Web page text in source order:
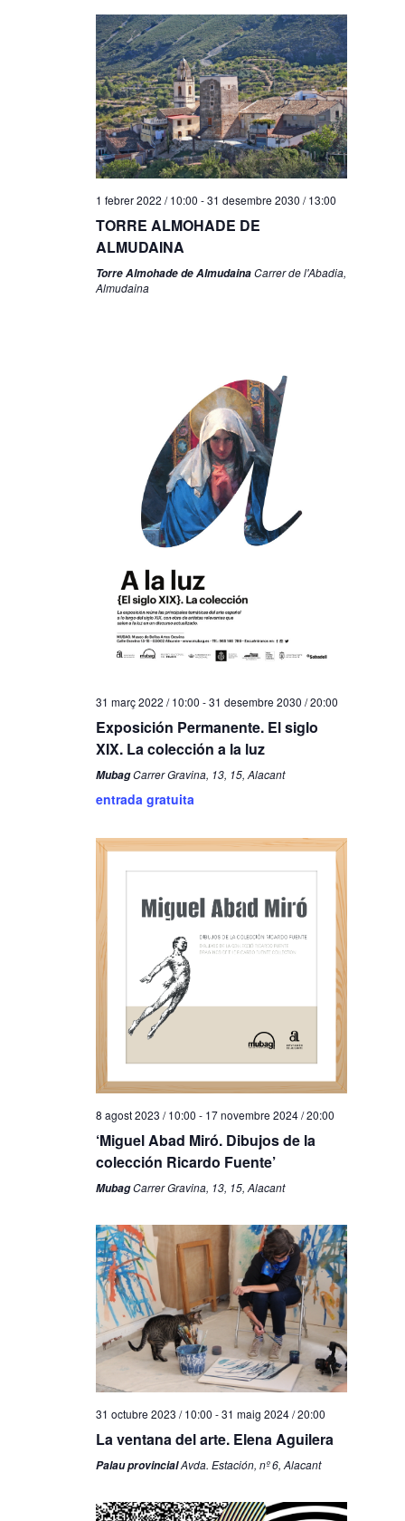
1 febrer 2022 / 10:00 -31 desembre 2030 / 13:00
TORRE ALMOHADE DE
ALMUDAINA
Torre Almohade de AlmudainaCarrer de l'Abadia,
Almudaina
31 març 2022 / 10:00 -31 desembre 2030 / 20:00
Exposición Permanente. El siglo
XIX. La colección a la luz
MubagCarrer Gravina, 13, 15, Alacant
entrada gratuita
8 agost 2023 / 10:00 - 17 novembre 2024 / 20:00
‘Miguel Abad Miró. Dibujos de la
colección Ricardo Fuente’
MubagCarrer Gravina, 13, 15, Alacant
31 octubre 2023 / 10:00 -31 maig 2024 / 20:00
La ventana del arte. Elena Aguilera
Palau provincialAvda. Estación, nº 6, Alacant